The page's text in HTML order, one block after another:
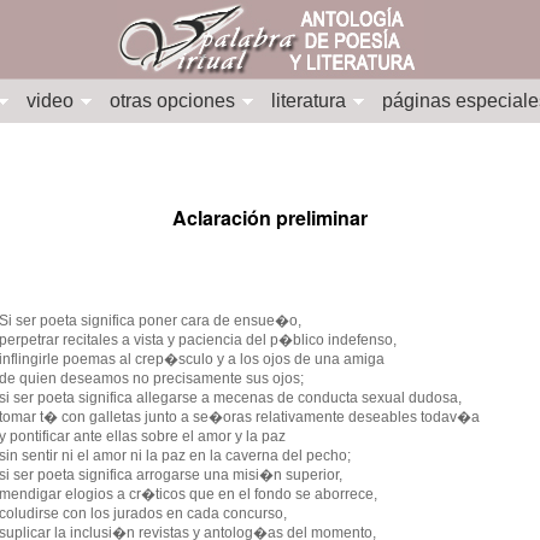
video otras opciones literatura páginas
Aclaración preliminar
Si ser poeta significa poner cara de ensue�o,
perpetrar recitales a vista y paciencia del p�blico indefenso,
inflingirle poemas al crep�sculo y a los ojos de una amiga
de quien deseamos no precisamente sus ojos;
si ser poeta significa allegarse a mecenas de conducta sexual dudosa,
tomar t� con galletas junto a se�oras relativamente deseables todav�a
y pontificar ante ellas sobre el amor y la paz
sin sentir ni el amor ni la paz en la caverna del pecho;
si ser poeta significa arrogarse una misi�n superior,
mendigar elogios a cr�ticos que en el fondo se aborrece,
coludirse con los jurados en cada concurso,
suplicar la inclusi�n revistas y antolog�as del momento,